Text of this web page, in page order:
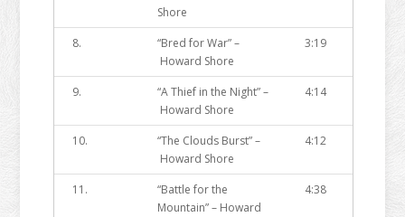
Shore
8.
“Bred for War” –
Howard Shore
3:19
9.
“A Thief in the Night” –
Howard Shore
4:14
10.
“The Clouds Burst” –
Howard Shore
4:12
11.
“Battle for the
Mountain” – Howard
4:38